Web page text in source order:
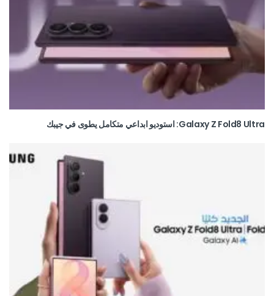
Galaxy Z Fold8 Ultra: استوديو ابداعي متكامل يطوى في جيبك